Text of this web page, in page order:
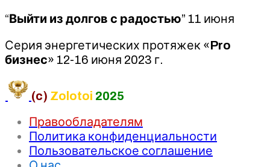
“Выйти из долгов с радостью” 11 июня
Серия энергетических протяжек «Pro
бизнес» 12-16 июня 2023 г.
(c) Zolotoi 2025
Правообладателям
Политика конфиденциальности
Пользовательское соглашение